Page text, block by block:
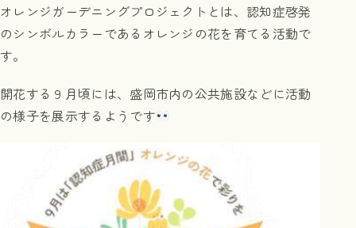
オレンジガーデニングプロジェクトとは、認知症啓発
のシンボルカラーであるオレンジの花を育てる活動で
す。
開花する９月頃には、盛岡市内の公共施設などに活動
の様子を展示するようです